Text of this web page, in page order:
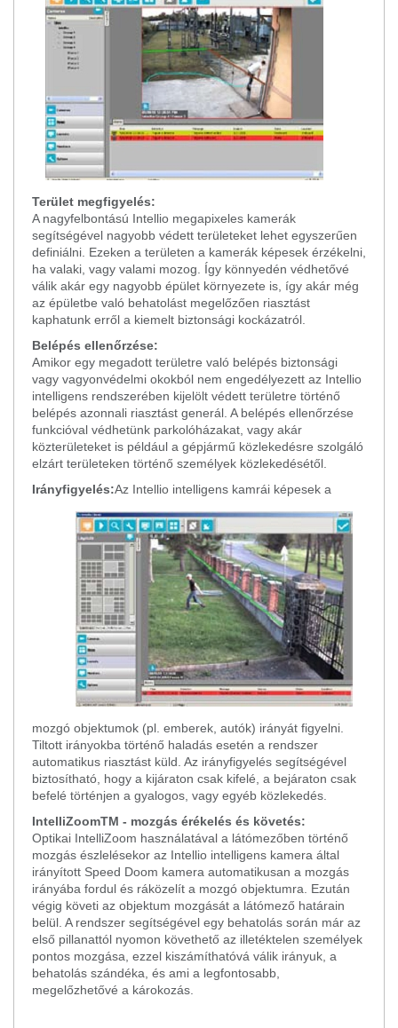
Terület megfigyelés:
A nagyfelbontású Intellio megapixeles kamerák
segítségével nagyobb védett területeket lehet egyszerűen
definiálni. Ezeken a területen a kamerák képesek érzékelni,
ha valaki, vagy valami mozog. Így könnyedén védhetővé
válik akár egy nagyobb épület környezete is, így akár még
az épületbe való behatolást megelőzően riasztást
kaphatunk erről a kiemelt biztonsági kockázatról.
Belépés ellenőrzése:
Amikor egy megadott területre való belépés biztonsági
vagy vagyonvédelmi okokból nem engedélyezett az Intellio
intelligens rendszerében kijelölt védett területre történő
belépés azonnali riasztást generál. A belépés ellenőrzése
funkcióval védhetünk parkolóházakat, vagy akár
közterületeket is például a gépjármű közlekedésre szolgáló
elzárt területeken történő személyek közlekedésétől.
Irányfigyelés:Az Intellio intelligens kamrái képesek a
mozgó objektumok (pl. emberek, autók) irányát figyelni.
Tiltott irányokba történő haladás esetén a rendszer
automatikus riasztást küld. Az irányfigyelés segítségével
biztosítható, hogy a kijáraton csak kifelé, a bejáraton csak
befelé történjen a gyalogos, vagy egyéb közlekedés.
IntelliZoomTM - mozgás érékelés és követés:
Optikai IntelliZoom használatával a látómezőben történő
mozgás észlelésekor az Intellio intelligens kamera által
irányított Speed Doom kamera automatikusan a mozgás
irányába fordul és ráközelít a mozgó objektumra. Ezután
végig követi az objektum mozgását a látómező határain
belül. A rendszer segítségével egy behatolás során már az
első pillanattól nyomon követhető az illetéktelen személyek
pontos mozgása, ezzel kiszámíthatóvá válik irányuk, a
behatolás szándéka, és ami a legfontosabb,
megelőzhetővé a károkozás.